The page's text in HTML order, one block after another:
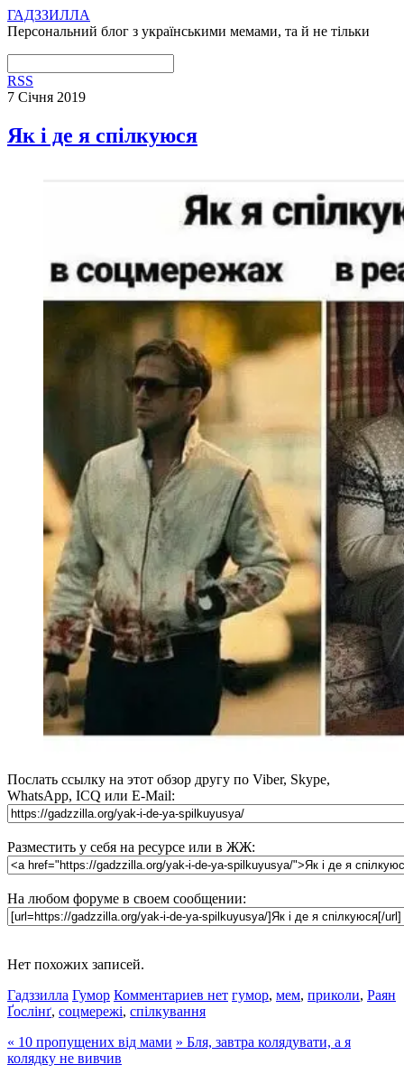
ГАДЗЗИЛЛА
Персональний блог з українськими мемами, та й не тільки
RSS
7 Січня 2019
Як і де я спілкуюся
Послать ссылку на этот обзор другу по Viber, Skype,
WhatsApp, ICQ или E-Mail:
Разместить у себя на ресурсе или в ЖЖ:
На любом форуме в своем сообщении:
Нет похожих записей.
Гадззилла Гумор Комментариев нет гумор, мем, приколи, Раян
Ґослінґ, соцмережі, спілкування
« 10 пропущених від мами » Бля, завтра колядувати, а я
колядку не вивчив